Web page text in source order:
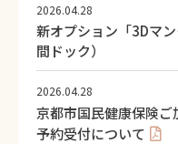
2026.04.28
新オプション「3Dマ
間ドック）
2026.04.28
京都市国民健康保険
予約受付について